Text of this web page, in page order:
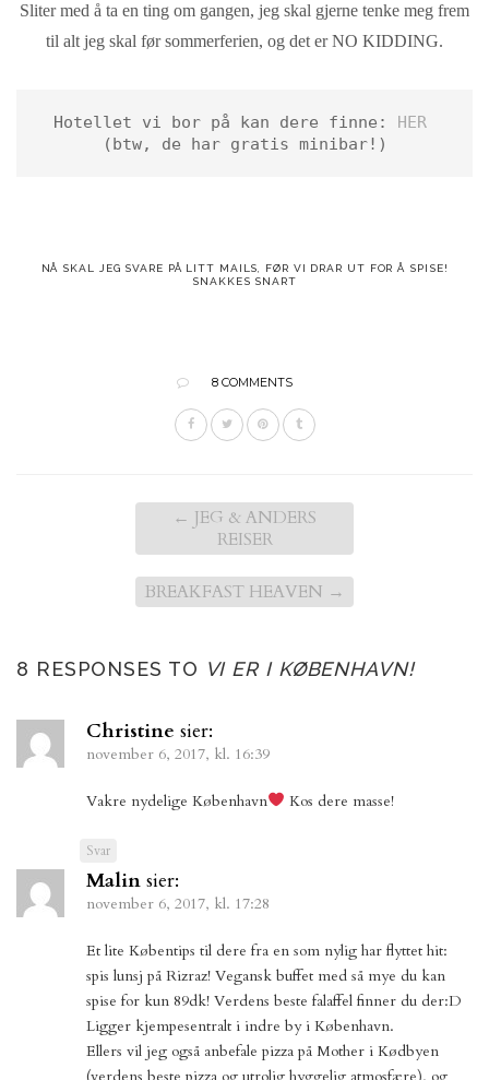
Sliter med å ta en ting om gangen, jeg skal gjerne tenke meg frem
til alt jeg skal før sommerferien, og det er NO KIDDING.
Hotellet vi bor på kan dere finne:
HER
(btw, de har gratis minibar!)
NÅ SKAL JEG SVARE PÅ LITT MAILS, FØR VI DRAR UT FOR Å SPISE!
SNAKKES SNART
8 COMMENTS
← JEG & ANDERS
REISER
BREAKFAST HEAVEN →
8 RESPONSES TO VI ER I KØBENHAVN!
Christine sier:
november 6, 2017, kl. 16:39
Vakre nydelige København Kos dere masse!
Svar
Malin sier:
november 6, 2017, kl. 17:28
Et lite Købentips til dere fra en som nylig har flyttet hit:
spis lunsj på Rizraz! Vegansk buffet med så mye du kan
spise for kun 89dk! Verdens beste falaffel finner du der:D
Ligger kjempesentralt i indre by i København.
Ellers vil jeg også anbefale pizza på Mother i Kødbyen